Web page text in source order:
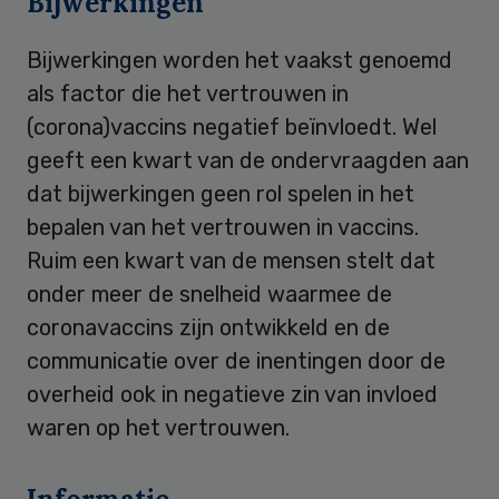
Bijwerkingen worden het vaakst genoemd
als factor die het vertrouwen in
(corona)vaccins negatief beïnvloedt. Wel
geeft een kwart van de ondervraagden aan
dat bijwerkingen geen rol spelen in het
bepalen van het vertrouwen in vaccins.
Ruim een kwart van de mensen stelt dat
onder meer de snelheid waarmee de
coronavaccins zijn ontwikkeld en de
communicatie over de inentingen door de
overheid ook in negatieve zin van invloed
waren op het vertrouwen.